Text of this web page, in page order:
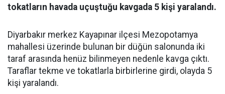
tokatların havada uçuştuğu kavgada 5 kişi yaralandı.
Diyarbakır merkez Kayapınar ilçesi Mezopotamya
mahallesi üzerinde bulunan bir düğün salonunda iki
taraf arasında henüz bilinmeyen nedenle kavga çıktı.
Taraflar tekme ve tokatlarla birbirlerine girdi, olayda 5
kişi yaralandı.